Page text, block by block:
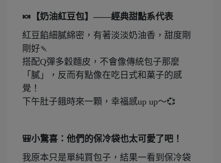
🍬【奶油紅豆包】——經典甜點系代表
紅豆餡細膩綿密，有著淡淡奶油香，甜度剛
剛好🍡
搭配Q彈多穀麵皮，不會像傳統包子那麼
「膩」，反而有點像在吃日式和菓子的感
覺！
下午肚子餓時來一顆，幸福感up up～💞
🎒小驚喜：他們的保冷袋也太可愛了吧！
我原本只是單純買包子，結果一看到保冷袋